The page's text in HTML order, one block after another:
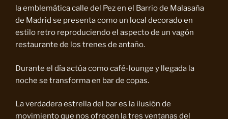
la emblemática calle del Pez en el Barrio de Malasaña
de Madrid se presenta como un local decorado en
estilo retro reproduciendo el aspecto de un vagón
restaurante de los trenes de antaño.
Durante el día actúa como café-lounge y llegada la
noche se transforma en bar de copas.
La verdadera estrella del bar es la ilusión de
movimiento que nos ofrecen la tres ventanas del